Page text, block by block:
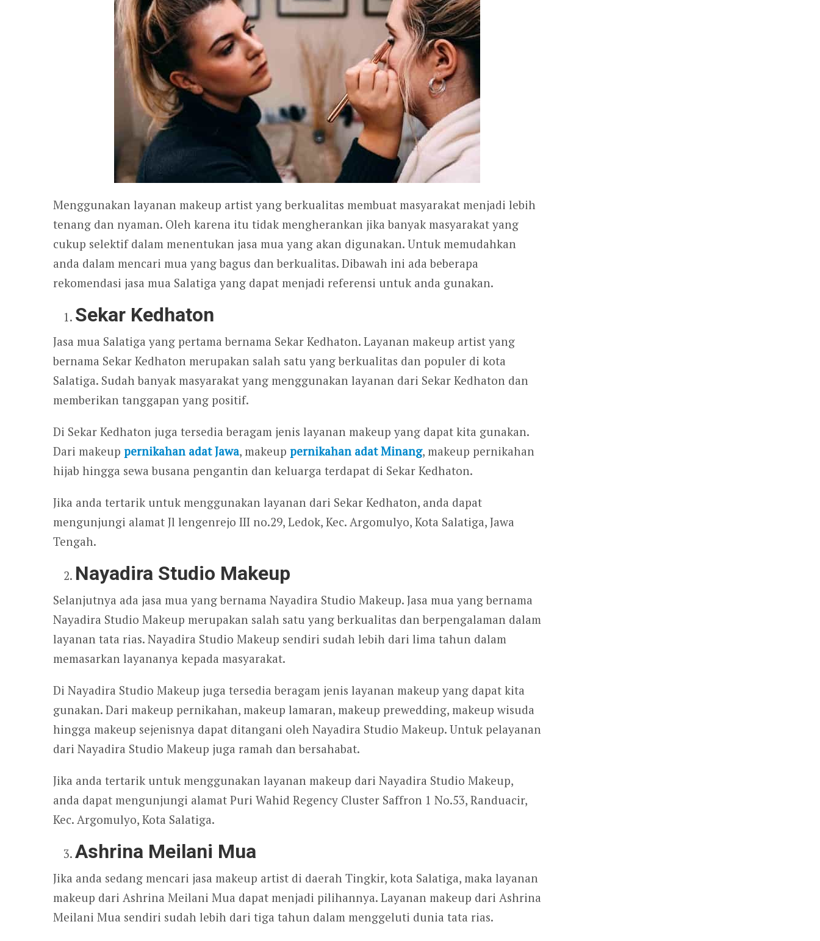
Menggunakan layanan makeup artist yang berkualitas membuat masyarakat menjadi lebih
tenang dan nyaman. Oleh karena itu tidak mengherankan jika banyak masyarakat yang
cukup selektif dalam menentukan jasa mua yang akan digunakan. Untuk memudahkan
anda dalam mencari mua yang bagus dan berkualitas. Dibawah ini ada beberapa
rekomendasi jasa mua Salatiga yang dapat menjadi referensi untuk anda gunakan.
Sekar Kedhaton
Jasa mua Salatiga yang pertama bernama Sekar Kedhaton. Layanan makeup artist yang
bernama Sekar Kedhaton merupakan salah satu yang berkualitas dan populer di kota
Salatiga. Sudah banyak masyarakat yang menggunakan layanan dari Sekar Kedhaton dan
memberikan tanggapan yang positif.
Di Sekar Kedhaton juga tersedia beragam jenis layanan makeup yang dapat kita gunakan.
Dari makeup pernikahan adat Jawa, makeup pernikahan adat Minang, makeup pernikahan
hijab hingga sewa busana pengantin dan keluarga terdapat di Sekar Kedhaton.
Jika anda tertarik untuk menggunakan layanan dari Sekar Kedhaton, anda dapat
mengunjungi alamat Jl lengenrejo III no.29, Ledok, Kec. Argomulyo, Kota Salatiga, Jawa
Tengah.
Nayadira Studio Makeup
Selanjutnya ada jasa mua yang bernama Nayadira Studio Makeup. Jasa mua yang bernama
Nayadira Studio Makeup merupakan salah satu yang berkualitas dan berpengalaman dalam
layanan tata rias. Nayadira Studio Makeup sendiri sudah lebih dari lima tahun dalam
memasarkan layananya kepada masyarakat.
Di Nayadira Studio Makeup juga tersedia beragam jenis layanan makeup yang dapat kita
gunakan. Dari makeup pernikahan, makeup lamaran, makeup prewedding, makeup wisuda
hingga makeup sejenisnya dapat ditangani oleh Nayadira Studio Makeup. Untuk pelayanan
dari Nayadira Studio Makeup juga ramah dan bersahabat.
Jika anda tertarik untuk menggunakan layanan makeup dari Nayadira Studio Makeup,
anda dapat mengunjungi alamat Puri Wahid Regency Cluster Saffron 1 No.53, Randuacir,
Kec. Argomulyo, Kota Salatiga.
Ashrina Meilani Mua
Jika anda sedang mencari jasa makeup artist di daerah Tingkir, kota Salatiga, maka layanan
makeup dari Ashrina Meilani Mua dapat menjadi pilihannya. Layanan makeup dari Ashrina
Meilani Mua sendiri sudah lebih dari tiga tahun dalam menggeluti dunia tata rias.